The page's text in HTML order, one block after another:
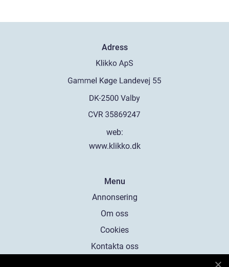
Adress
web:
www.klikko.dk
Menu
Annonsering
Om oss
Cookies
Kontakta oss